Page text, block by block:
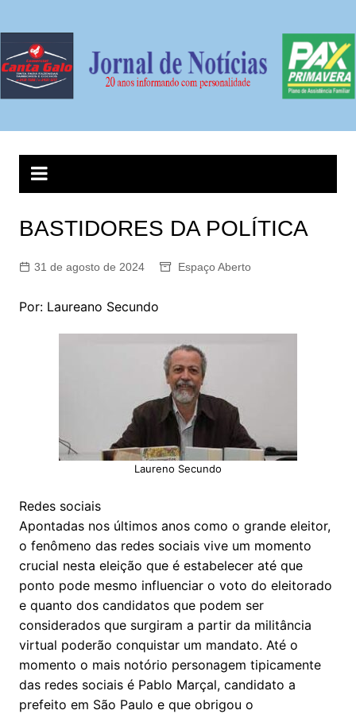
conteúdo
BASTIDORES DA POLÍTICA
31 de agosto de 2024 Espaço Aberto
Por: Laureano Secundo
Laureno Secundo
Redes sociais
Apontadas nos últimos anos como o grande eleitor,
o fenômeno das redes sociais vive um momento
crucial nesta eleição que é estabelecer até que
ponto pode mesmo influenciar o voto do eleitorado
e quanto dos candidatos que podem ser
considerados que surgiram a partir da militância
virtual poderão conquistar um mandato. Até o
momento o mais notório personagem tipicamente
das redes sociais é Pablo Marçal, candidato a
prefeito em São Paulo e que obrigou o